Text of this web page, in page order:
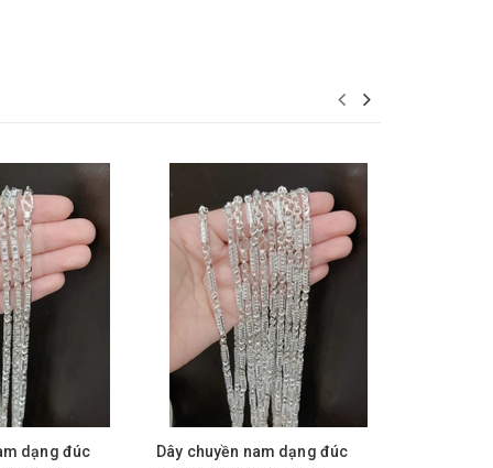
dạng đúc
Dây chuyền nam dạng đúc